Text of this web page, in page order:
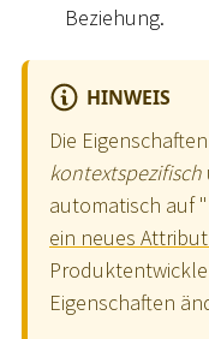
Beziehung.
HINWEIS
Die Eigenschaften
kontextspezifisch
automatisch auf
ein neues
Eigenschaften